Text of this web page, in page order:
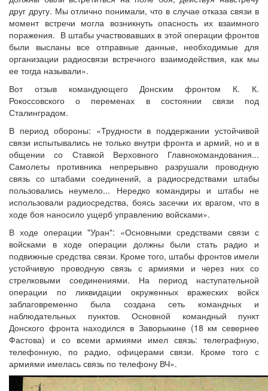
друг другу. Мы отлично понимали, что в случае отказа связи в
момент встречи могла возникнуть опасность их взаимного
поражения. В штабы участвовавших в этой операции фронтов
были высланы все отправные данные, необходимые для
организации радиосвязи встречного взаимодействия, как мы
ее тогда называли».
Вот отзыв командующего Донским фронтом К. К.
Рокоссовского о переменах в состоянии связи под
Сталинградом.
В период обороны: «Трудности в поддержании устойчивой
связи испытывались не только внутри фронта и армий, но и в
общении со Ставкой Верховного Главнокомандования...
Самолеты противника непрерывно разрушали проводную
связь со штабами соединений, а радиосредствами штабы
пользовались неумело... Нередко командиры и штабы не
использовали радиосредства, боясь засечки их врагом, что в
ходе боя наносило ущерб управлению войсками».
В ходе операции "Уран": «Основными средствами связи с
войсками в ходе операции должны были стать радио и
подвижные средства связи. Кроме того, штабы фронтов имели
устойчивую проводную связь с армиями и через них со
стрелковыми соединениями. На период наступательной
операции по ликвидации окруженных вражеских войск
заблаговременно была создана сеть командных и
наблюдательных пунктов. Основной командный пункт
Донского фронта находился в Заворыкине (18 км севернее
Фастова) и со всеми армиями имел связь: телеграфную,
телефонную, по радио, офицерами связи. Кроме того с
армиями имелась связь по телефону ВЧ».